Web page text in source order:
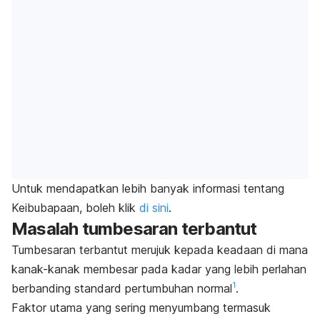
Untuk mendapatkan lebih banyak informasi tentang
Keibubapaan, boleh klik di sini.
Masalah tumbesaran terbantut
Tumbesaran terbantut merujuk kepada keadaan di mana
kanak-kanak membesar pada kadar yang lebih perlahan
berbanding standard pertumbuhan normal1.
Faktor utama yang sering menyumbang termasuk